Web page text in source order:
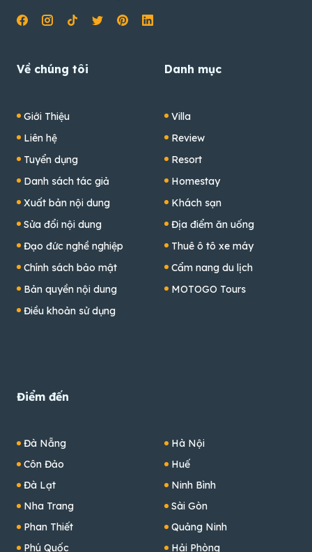
Về chúng tôi
Giới Thiệu
Liên hệ
Tuyển dụng
Danh sách tác giả
Xuất bản nội dung
Sửa đổi nội dung
Đạo đức nghề nghiệp
Chính sách bảo mật
Bản quyền nội dung
Điều khoản sử dụng
Danh mục
Villa
Review
Resort
Homestay
Khách sạn
Địa điểm ăn uống
Thuê ô tô xe máy
Cẩm nang du lịch
MOTOGO Tours
Điểm đến
Đà Nẵng
Côn Đảo
Đà Lạt
Nha Trang
Phan Thiết
Phú Quốc
Hà Nội
Huế
Ninh Bình
Sài Gòn
Quảng Ninh
Hải Phòng